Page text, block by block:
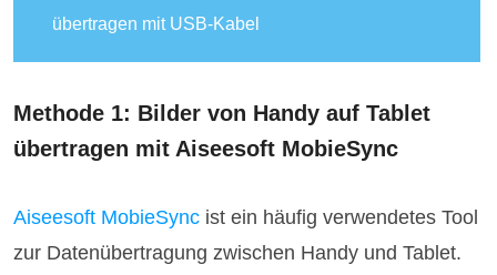
übertragen mit USB-Kabel
Methode 1: Bilder von Handy auf Tablet
übertragen mit Aiseesoft MobieSync
Aiseesoft MobieSync ist ein häufig verwendetes Tool
zur Datenübertragung zwischen Handy und Tablet.